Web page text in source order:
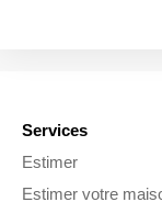
Services
Estimer
Estimer votre